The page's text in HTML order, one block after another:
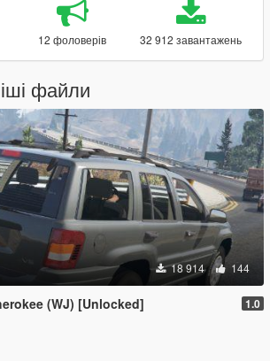
12 фоловерів 32 912 завантажень
файли
18 914 144
(WJ) [Unlocked] 1.0